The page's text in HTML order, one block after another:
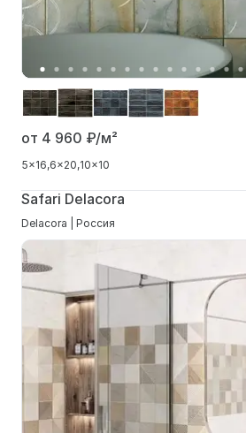
от 4 960 ₽/м²
5x16 6x20 10x10
Safari Delacora
Delacora | Россия